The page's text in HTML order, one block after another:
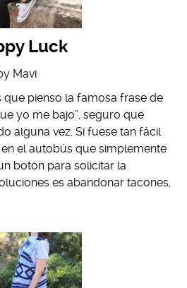
Luck
Mavi
que pienso la famosa frase de
yo me bajo”, seguro que
alguna vez. Si fuese tan fácil
el autobús que simplemente
botón para solicitar la
es abandonar tacones,